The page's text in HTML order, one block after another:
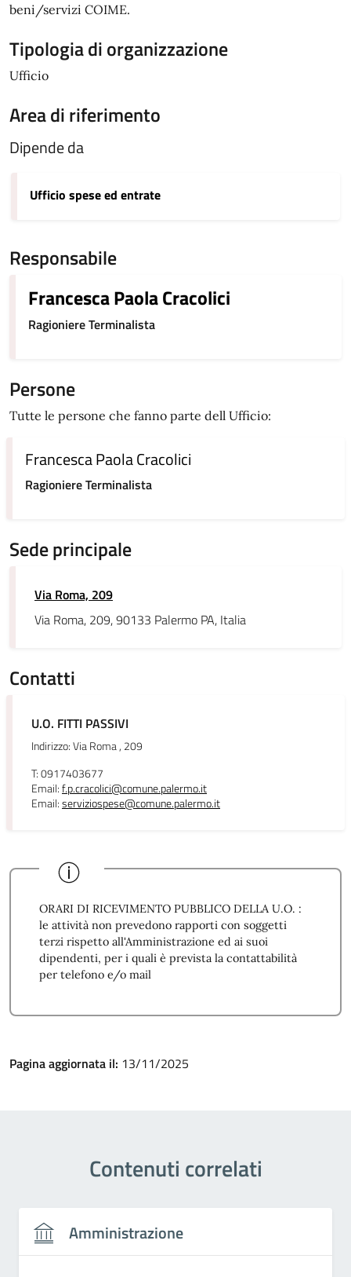
beni/servizi COIME.
Tipologia di organizzazione
Ufficio
Area di riferimento
Dipende da
Ufficio spese ed entrate
Responsabile
Francesca Paola Cracolici
Ragioniere Terminalista
Persone
Tutte le persone che fanno parte dell Ufficio:
Francesca Paola Cracolici
Ragioniere Terminalista
Sede principale
Via Roma, 209
Via Roma, 209, 90133 Palermo PA, Italia
Contatti
U.O. FITTI PASSIVI
Indirizzo: Via Roma , 209
T: 0917403677
Email:f.p.cracolici@comune.palermo.it
Email:serviziospese@comune.palermo.it
ORARI DI RICEVIMENTO PUBBLICO DELLA U.O. :
le attività non prevedono rapporti con soggetti
terzi rispetto all'Amministrazione ed ai suoi
dipendenti, per i quali è prevista la contattabilità
per telefono e/o mail
Pagina aggiornata il: 13/11/2025
Contenuti correlati
Amministrazione